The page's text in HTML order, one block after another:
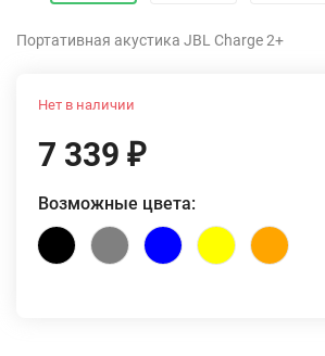
Портативная акустика JBL Charge 2+
Нет в наличии
7 339 ₽
Возможные цвета: